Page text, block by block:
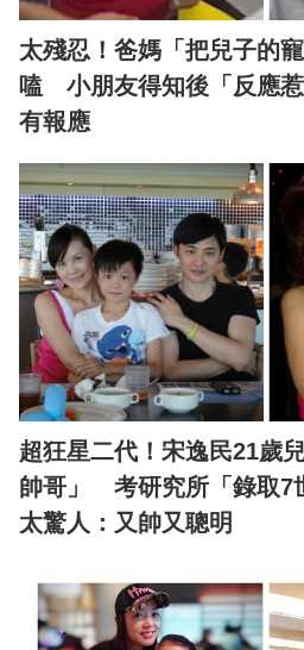
太殘忍！爸媽「把兒子的
嗑 小朋友得知後「反應
有報應
超狂星二代！宋逸民21歲
帥哥」 考研究所「錄取7
太驚人：又帥又聰明